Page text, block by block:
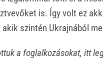
is. Így volt ez
szintén Ukrajnából
a foglalkozásokat, itt